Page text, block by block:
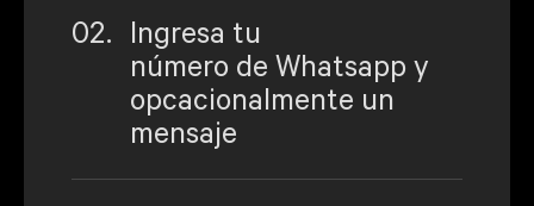
02.
Ingresa tu
número de Whatsapp y
opcacionalmente un
mensaje